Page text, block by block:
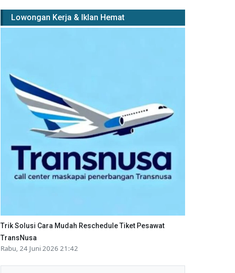
Lowongan Kerja & Iklan Hemat
Trik Solusi Cara Mudah Reschedule Tiket Pesawat
TransNusa
Rabu, 24 Juni 2026 21:42